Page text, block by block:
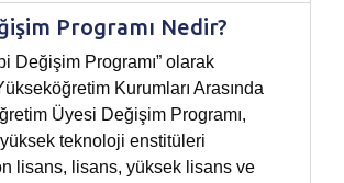
Programı Nedir?
Değişim Programı” olarak
Kurumları Arasında
Üyesi Değişim Programı,
teknoloji enstitüleri
lisans, lisans, yüksek lisans ve